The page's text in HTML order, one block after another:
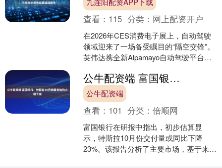
查看： 115 分类： 网上配资开户
在2026年CES消费电子展上，自动驾驶
领域迎来了一场备受瞩目的“隔空交锋”。
英伟达携全新Alpamayo自动驾驶平台亮
特....
公牛配资端 富国银行：特斯拉10月销量各地均大幅下滑
公牛配资端
查看： 101 分类：倍顺网
富国银行在研报中指出，初步估算显
示，特斯拉10月份交付量或同比下降
23%。该报告分析了主要市场，基于来自